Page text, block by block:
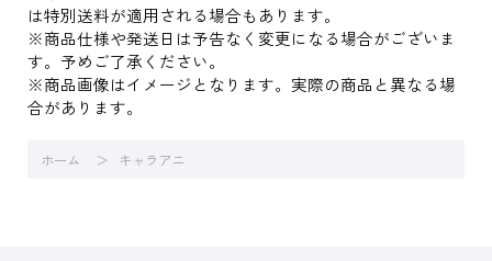
は特別送料が適用される場合もあります。
※商品仕様や発送日は予告なく変更になる場合がございま
す。予めご了承ください。
※商品画像はイメージとなります。実際の商品と異なる場
合があります。
ホーム キャラアニ